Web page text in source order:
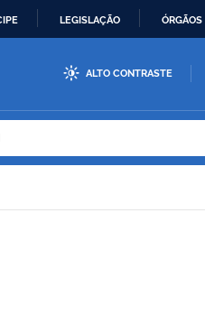
LEGISLAÇÃO
ALTO CONTRASTE